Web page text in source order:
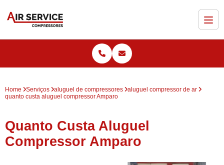
Home Serviços aluguel de compressores
aluguel compressor de ar
quanto custa aluguel compressor Amparo
Quanto Custa Aluguel
Compressor Amparo